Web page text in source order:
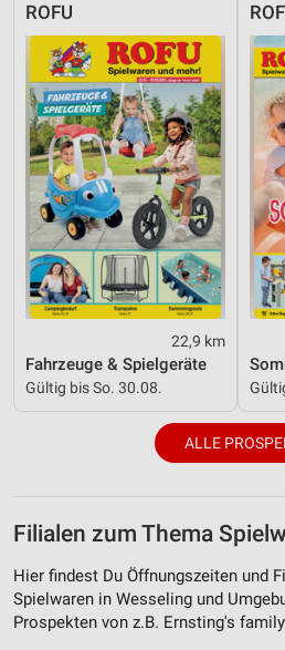
ROFU
22,9 km
Fahrzeuge & Spielgeräte
Gültig bis So. 30.08.
ALLE
Filialen zum Thema
Hier findest Du Öffnungszeiten und
Spielwaren in Wesseling und
Prospekten von z.B. Ernsting's